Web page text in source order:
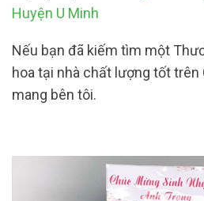
Huyện U Minh
Nếu bạn đã kiếm tìm một
hoa tại nhà chất lượng tốt trên
mang bên tôi.